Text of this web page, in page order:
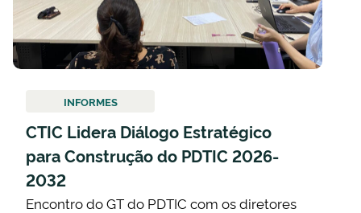
INFORMES
CTIC Lidera Diálogo Estratégico
para Construção do PDTIC 2026-
2032
Encontro do GT do PDTIC com os diretores